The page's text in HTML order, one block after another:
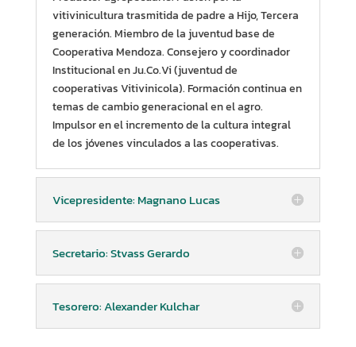
vitivinicultura trasmitida de padre a Hijo, Tercera
generación. Miembro de la juventud base de
Cooperativa Mendoza. Consejero y coordinador
Institucional en Ju.Co.Vi (juventud de
cooperativas Vitivinicola). Formación continua en
temas de cambio generacional en el agro.
Impulsor en el incremento de la cultura integral
de los jóvenes vinculados a las cooperativas.
Vicepresidente: Magnano Lucas
Secretario: Stvass Gerardo
Tesorero: Alexander Kulchar